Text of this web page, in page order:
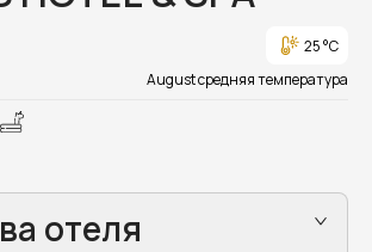
25 °C
August средняя температура
отеля